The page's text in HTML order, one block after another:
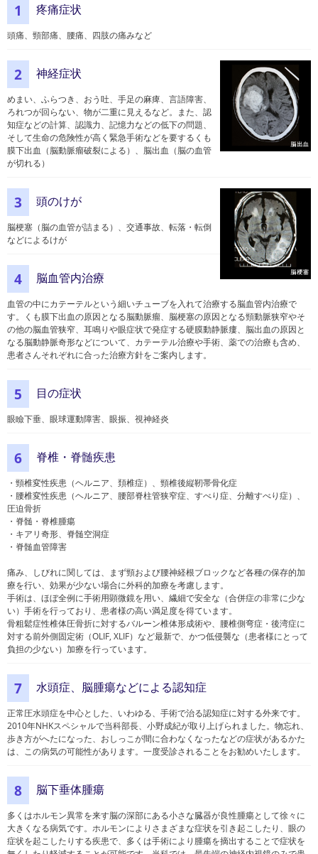
1 疼痛症状
頭痛、頸部痛、腰痛、四肢の痛みなど
2 神経症状
めまい、ふらつき、おう吐、手足の麻痺、言語障害、
ろれつが回らない、物が二重に見えるなど。また、認
知症などの計算、認識力、記憶力などの低下の問題、
そして生命の危険性が高く緊急手術などを要するくも
膜下出血（脳動脈瘤破裂による）、脳出血（脳の血管
が切れる）
3 頭のけが
脳梗塞（脳の血管が詰まる）、交通事故、転落・転倒
などによるけが
4 脳血管内治療
血管の中にカテーテルという細いチューブを入れて治療する脳血管内治療で
す。くも膜下出血の原因となる脳動脈瘤、脳梗塞の原因となる頸動脈狭窄やそ
の他の脳血管狭窄、耳鳴りや眼症状で発症する硬膜動静脈瘻、脳出血の原因と
なる脳動静脈奇形などについて、カテーテル治療や手術、薬での治療も含め、
患者さんそれぞれに合った治療方針をご案内します。
5 目の症状
眼瞼下垂、眼球運動障害、眼振、視神経炎
6 脊椎・脊髄疾患
・頸椎変性疾患（ヘルニア、頚椎症）、頸椎後縦靭帯骨化症
・腰椎変性疾患（ヘルニア、腰部脊柱管狭窄症、すべり症、分離すべり症）、
圧迫骨折
・脊髄・脊椎腫瘍
・キアリ奇形、脊髄空洞症
・脊髄血管障害
痛み、しびれに関しては、まず頸および腰神経根ブロックなど各種の保存的加
療を行い、効果が少ない場合に外科的加療を考慮します。
手術は、ほぼ全例に手術用顕微鏡を用い、繊細で安全な（合併症の非常に少な
い）手術を行っており、患者様の高い満足度を得ています。
骨粗鬆症性椎体圧骨折に対するバルーン椎体形成術や、腰椎側弯症・後湾症に
対する前外側固定術（OLIF, XLIF）など最新で、かつ低侵襲な（患者様にとって
負担の少ない）加療を行っています。
7 水頭症、脳腫瘍などによる認知症
正常圧水頭症を中心とした、いわゆる、手術で治る認知症に対する外来です。
2010年NHKスペシャルで当科部長、小野成紀が取り上げられました。物忘れ、
歩き方がへたになった、おしっこが間に合わなくなったなどの症状があるかた
は、この病気の可能性があります。一度受診されることをお勧めいたします。
8 脳下垂体腫瘍
多くはホルモン異常を来す脳の深部にある小さな臓器が良性腫瘍として徐々に
大きくなる病気です。ホルモンによりさまざまな症状を引き起こしたり、眼の
症状を起こしたりする疾患で、多くは手術により腫瘍を摘出することで症状を